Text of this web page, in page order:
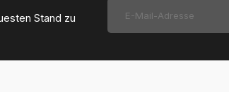
Stand zu